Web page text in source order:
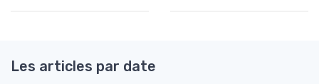
Les articles par date